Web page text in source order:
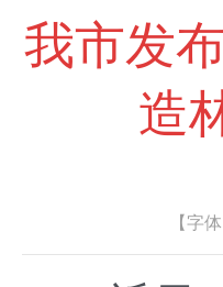
我市发
造
【字